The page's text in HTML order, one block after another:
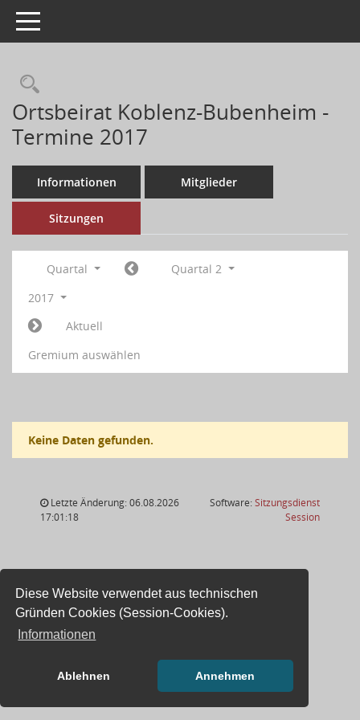
Diese Website verwendet aus technischen
Gründen Cookies (Session-Cookies).
Informationen
Ablehnen Annehmen
Toggle navigation
Ortsbeirat Koblenz-Bubenheim -
Termine 2017
Informationen Mitglieder
Sitzungen
Quartal
Quartal 2
2017
Aktuell
Gremium auswählen
Keine Daten gefunden.
Letzte Änderung: 06.08.2026
17:01:18
Software:Sitzungsdienst
Session(Wird in